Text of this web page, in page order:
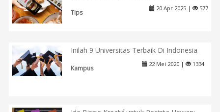
Tips
20 Apr 2025 | 577
Inilah 9 Universitas Terbaik Di Indonesia
Kampus
22 Mei 2020 | 1334